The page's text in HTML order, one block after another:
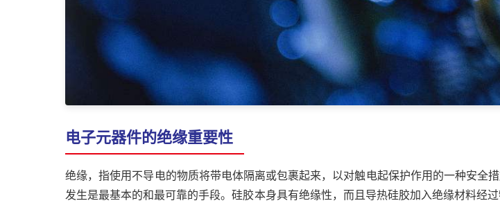
电子元器件的绝缘重要性
绝缘，指使用不导电的物质将带电体隔离或包裹起来，以对触电起保护作用的一种安全
发生是最基本的和最可靠的手段。硅胶本身具有绝缘性，而且导热硅胶加入绝缘材料经